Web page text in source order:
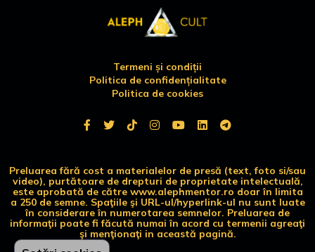
Termeni și condiții
Politica de confidențialitate
Politica de cookies
Preluarea fără cost a materialelor de presă (text, foto si/sau
video), purtătoare de drepturi de proprietate intelectuală,
este aprobată de către www.alephmentor.ro doar în limita
a 250 de semne. Spaţiile şi URL-ul/hyperlink-ul nu sunt luate
în considerare în numerotarea semnelor. Preluarea de
informaţii poate fi făcută numai în acord cu termenii agreaţi
şi menţionaţi in această pagină.